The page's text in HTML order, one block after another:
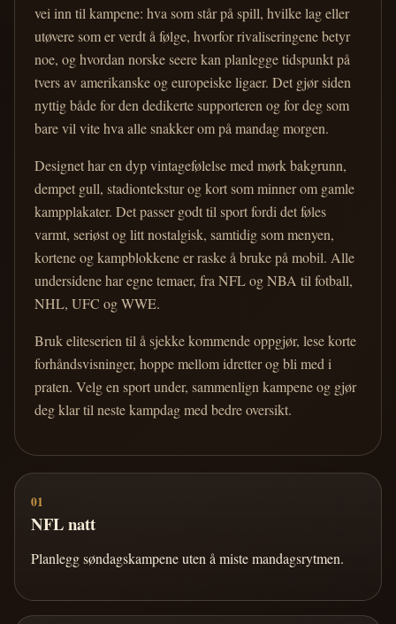
vei inn til kampene: hva som står på spill, hvilke lag eller
utøvere som er verdt å følge, hvorfor rivaliseringene betyr
noe, og hvordan norske seere kan planlegge tidspunkt på
tvers av amerikanske og europeiske ligaer. Det gjør siden
nyttig både for den dedikerte supporteren og for deg som
bare vil vite hva alle snakker om på mandag morgen.
Designet har en dyp vintagefølelse med mørk bakgrunn,
dempet gull, stadiontekstur og kort som minner om gamle
kampplakater. Det passer godt til sport fordi det føles
varmt, seriøst og litt nostalgisk, samtidig som menyen,
kortene og kampblokkene er raske å bruke på mobil. Alle
undersidene har egne temaer, fra NFL og NBA til fotball,
NHL, UFC og WWE.
Bruk eliteserien til å sjekke kommende oppgjør, lese korte
forhåndsvisninger, hoppe mellom idretter og bli med i
praten. Velg en sport under, sammenlign kampene og gjør
deg klar til neste kampdag med bedre oversikt.
01
NFL natt
Planlegg søndagskampene uten å miste mandagsrytmen.